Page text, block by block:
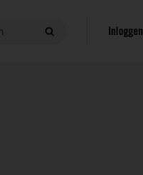
Zoeken
Inloggen